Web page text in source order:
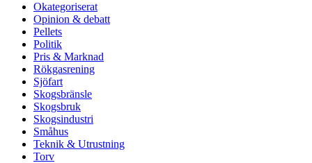
Okategoriserat
Opinion & debatt
Pellets
Politik
Pris & Marknad
Rökgasrening
Sjöfart
Skogsbränsle
Skogsbruk
Skogsindustri
Småhus
Teknik & Utrustning
Torv